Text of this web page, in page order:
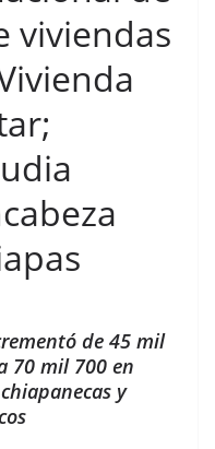
viviendas
de 45 mil
70 mil 700 en
y